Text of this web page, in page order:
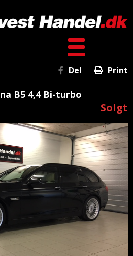
Del Print
B5 4,4 Bi-turbo
Solgt